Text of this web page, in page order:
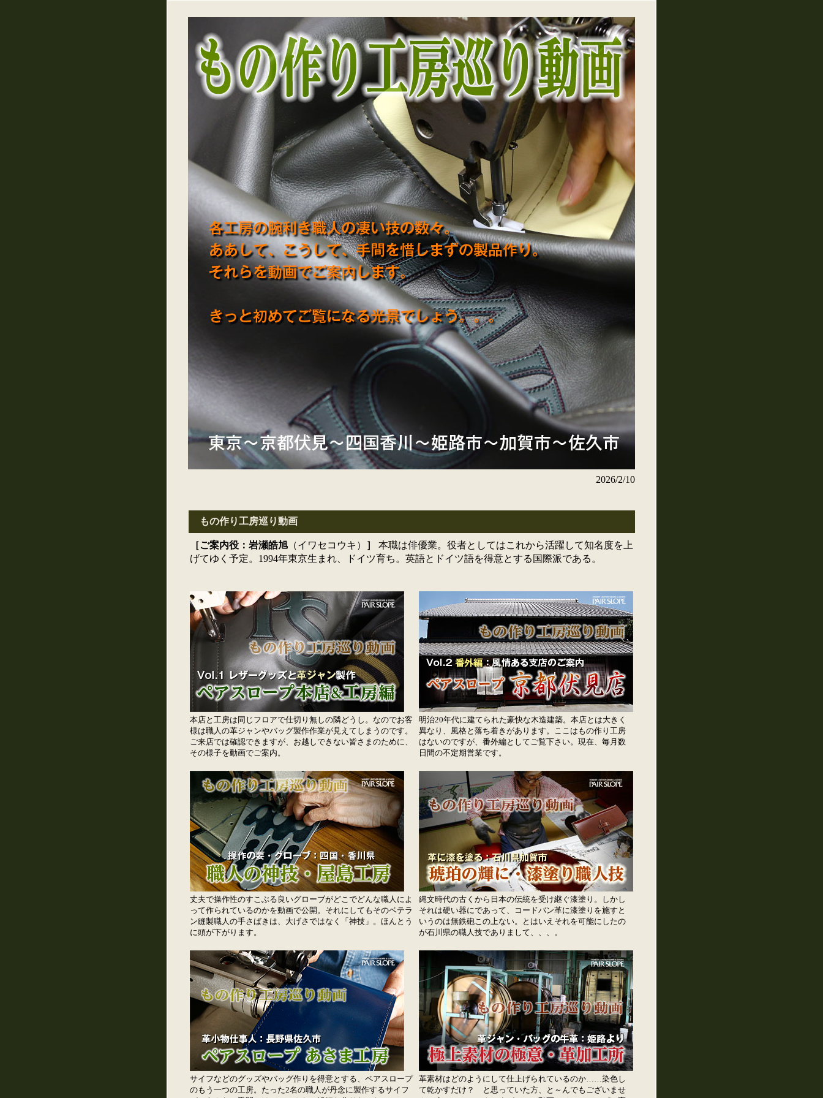
2026/2/10
もの作り工房巡り動画
［ご案内役：岩瀬皓旭 （イワセコウキ） ］
本職は俳優業。役者としてはこれから活躍して知名度を上
げてゆく予定。1994年東京生まれ、ドイツ育ち。英語とドイツ語を得意とする国際派である。
本店と工房は同じフロアで仕切り無しの隣どうし。なのでお客
様は職人の革ジャンやバッグ製作作業が見えてしまうのです。
ご来店では確認できますが、お越しできない皆さまのために、
その様子を動画でご案内。
明治20年代に建てられた豪快な木造建築。本店とは大きく
異なり、風格と落ち着きがあります。ここはもの作り工房
はないのですが、番外編としてご覧下さい。現在、毎月数
日間の不定期営業です。
丈夫で操作性のすこぶる良いグローブがどこでどんな職人によ
って作られているのかを動画で公開。それにしてもそのベテラ
ン縫製職人の手さばきは、大げさではなく「神技」。ほんとう
に頭が下がります。
縄文時代の古くから日本の伝統を受け継ぐ漆塗り。しかし
それは硬い器にであって、コードバン革に漆塗りを施すと
いうのは無鉄砲この上ない。とはいえそれを可能にしたの
が石川県の職人技でありまして、、、。
サイフなどのグッズやバッグ作りを得意とする、ペアスロープ
のもう一つの工房。たった2名の職人が丹念に製作するサイフ
革素材はどのようにして仕上げられているのか……染色し
て乾かすだけ？ と思っていた方、と～んでもございませ